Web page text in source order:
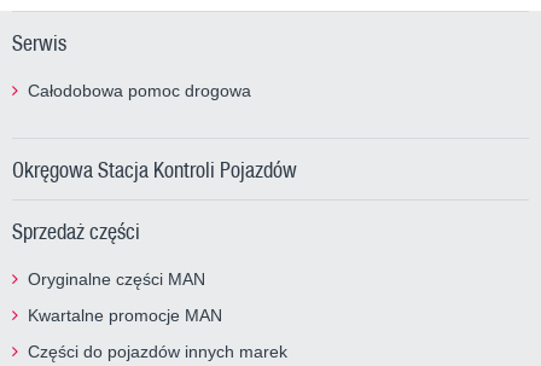
Serwis
Całodobowa pomoc drogowa
Okręgowa Stacja Kontroli Pojazdów
Sprzedaż części
Oryginalne części MAN
Kwartalne promocje MAN
Części do pojazdów innych marek